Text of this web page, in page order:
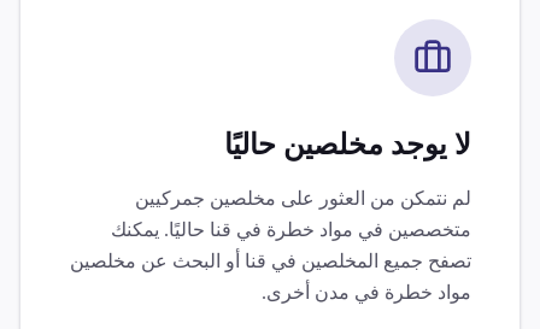
لا يوجد مخلصين حاليًا
لم نتمكن من العثور على مخلصين جمركيين
متخصصين في مواد خطرة في قنا حاليًا. يمكنك
تصفح جميع المخلصين في قنا أو البحث عن مخلصين
مواد خطرة في مدن أخرى.